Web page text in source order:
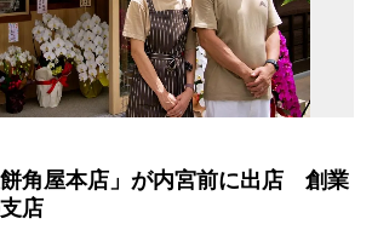
角屋本店」が内宮前に出店 創業
店